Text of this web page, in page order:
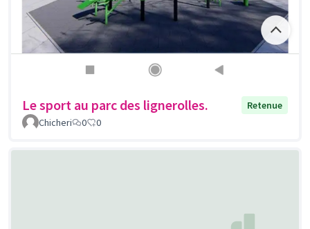
Le sport au parc des lignerolles.
Retenue
Chicheri
0 0